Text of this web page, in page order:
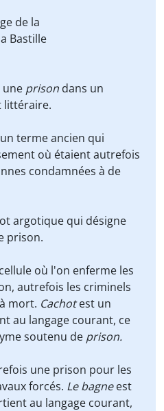
de la
Bastille
une prison dans un
littéraire.
terme ancien qui
où étaient autrefois
condamnées à de
argotique qui désigne
prison.
où l'on enferme les
autrefois les criminels
mort. Cachotest un
au langage courant, ce
soutenu de prison.
une prison pour les
forcés. Le bagneest
au langage courant,